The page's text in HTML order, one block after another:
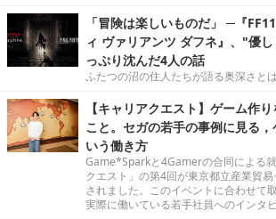
「冒険は楽しいものだ」 ─『
ィ ヴァリアンツ ダフネ』、"優
っぷり沈んだ4人の話
ふたつの沼の住人たちが語る奥深さとは
【キャリアクエスト】ゲーム作
こと。セガの若手の事例に見る
いう働き方
Game*Sparkと4Gamerの合同による
クエスト」の第4回が東京都立産業貿
されました。このイベントに合わせて
実際に働いている若手社員へのインタ